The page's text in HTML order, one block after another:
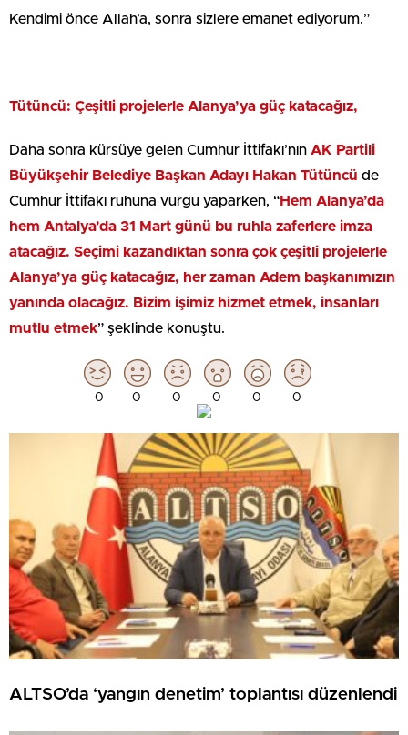
Kendimi önce Allah’a, sonra sizlere emanet ediyorum.”
Tütüncü: Çeşitli projelerle Alanya’ya güç katacağız,
Daha sonra kürsüye gelen Cumhur İttifakı’nın AK Partili
Büyükşehir Belediye Başkan Adayı Hakan Tütüncü de
Cumhur İttifakı ruhuna vurgu yaparken, “Hem Alanya’da
hem Antalya’da 31 Mart günü bu ruhla zaferlere imza
atacağız. Seçimi kazandıktan sonra çok çeşitli projelerle
Alanya’ya güç katacağız, her zaman Adem başkanımızın
yanında olacağız. Bizim işimiz hizmet etmek, insanları
mutlu etmek” şeklinde konuştu.
0 0 0 0 0 0
ALTSO’da ‘yangın denetim’ toplantısı düzenlendi